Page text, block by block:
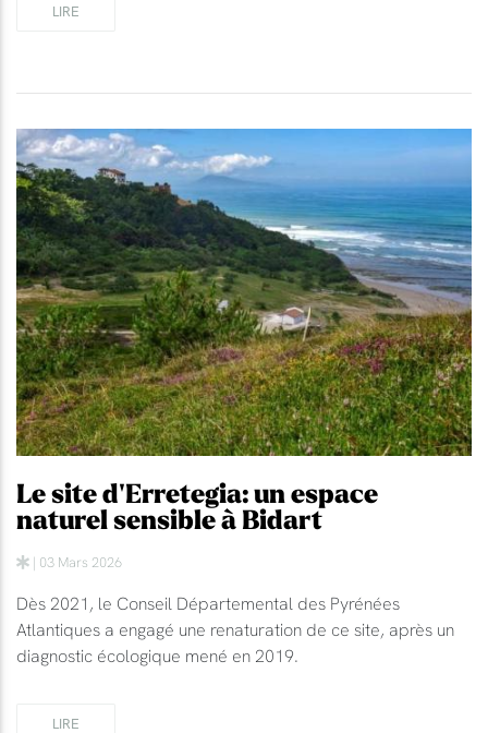
LIRE
Le site d'Erretegia: un espace
naturel sensible à Bidart
| 03 Mars 2026
Dès 2021, le Conseil Départemental des Pyrénées
Atlantiques a engagé une renaturation de ce site, après un
diagnostic écologique mené en 2019.
LIRE